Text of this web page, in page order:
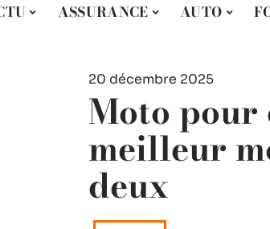
ASSURANCE AUTO
20 décembre 2025
Moto pour
meilleur
deux